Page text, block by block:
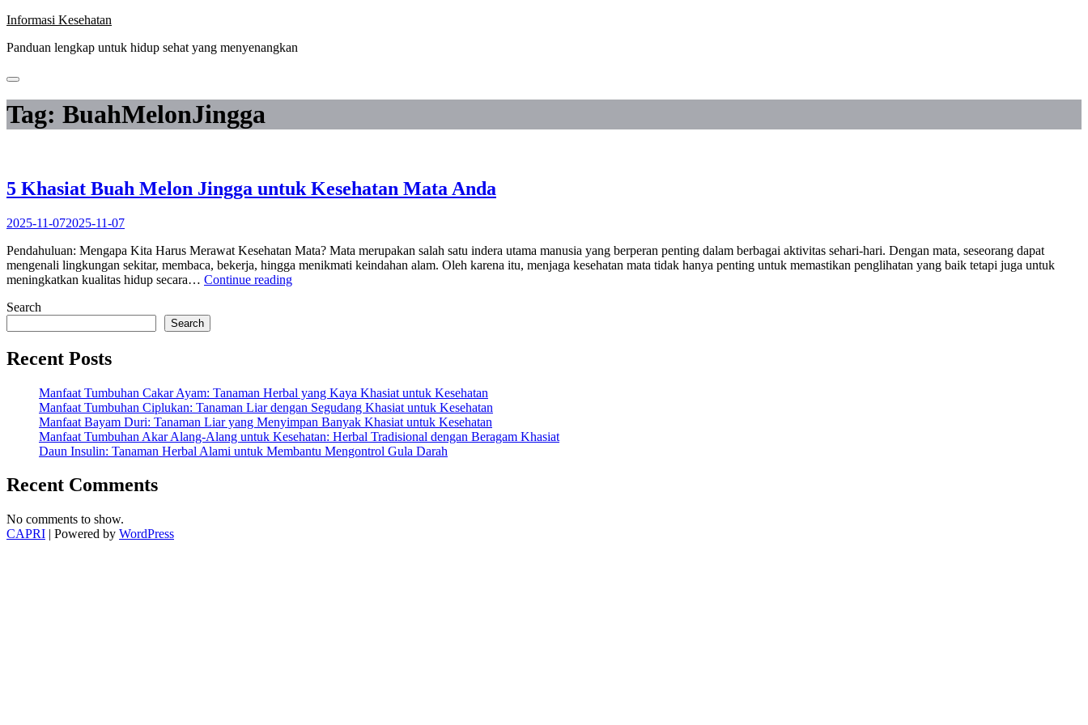
Skip
content
Informasi Kesehatan
Panduan lengkap untuk hidup sehat yang menyenangkan
Tag: BuahMelonJingga
5 Khasiat Buah Melon Jingga untuk Kesehatan Mata Anda
2025-11-072025-11-07
Pendahuluan: Mengapa Kita Harus Merawat Kesehatan Mata? Mata merupakan salah satu indera utama manusia yang berperan penting dalam berbagai aktivitas sehari-hari. Dengan mata, seseorang dapat
mengenali lingkungan sekitar, membaca, bekerja, hingga menikmati keindahan alam. Oleh karena itu, menjaga kesehatan mata tidak hanya penting untuk memastikan penglihatan yang baik tetapi juga untuk
meningkatkan kualitas hidup secara… Continue reading“5
Anda”
Search
Search
Recent Posts
Manfaat Tumbuhan Cakar Ayam: Tanaman Herbal yang Kaya Khasiat untuk Kesehatan
Manfaat Tumbuhan Ciplukan: Tanaman Liar dengan Segudang Khasiat untuk Kesehatan
Manfaat Bayam Duri: Tanaman Liar yang Menyimpan Banyak Khasiat untuk Kesehatan
Manfaat Tumbuhan Akar Alang-Alang untuk Kesehatan: Herbal Tradisional dengan Beragam Khasiat
Daun Insulin: Tanaman Herbal Alami untuk Membantu Mengontrol Gula Darah
Recent Comments
No comments to show.
CAPRI | Powered by WordPress